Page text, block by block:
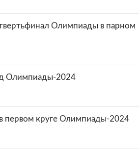
Олимпиады в парном
Олимпиады-2024
первом круге Олимпиады-2024